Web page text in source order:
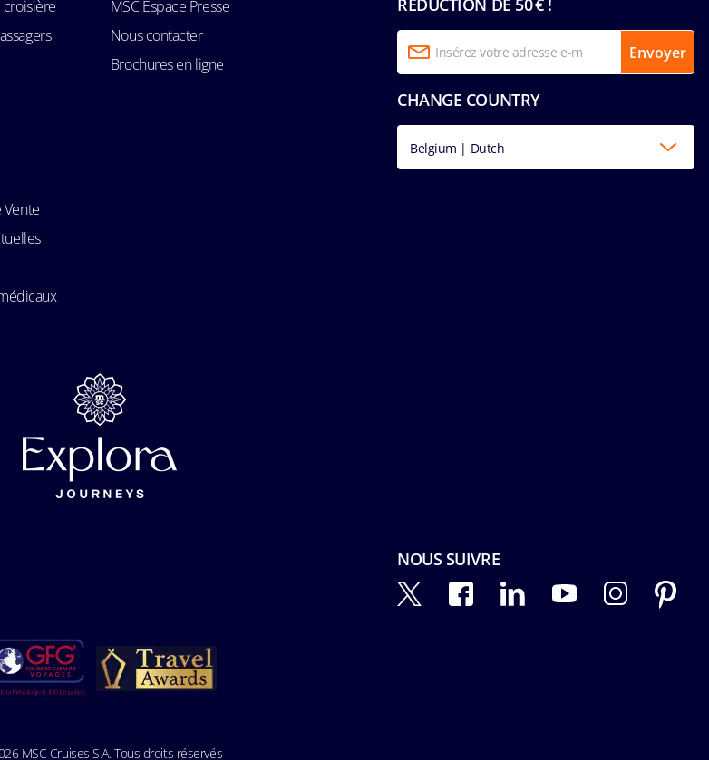
RÉDUCTION DE 50 € !
Envoyer
CHANGE COUNTRY
Belgium | Dutch
MSC Espace Presse
Nous contacter
Brochures en ligne
NOUS SUIVRE
MSC Cruises S.A. Tous droits réservés